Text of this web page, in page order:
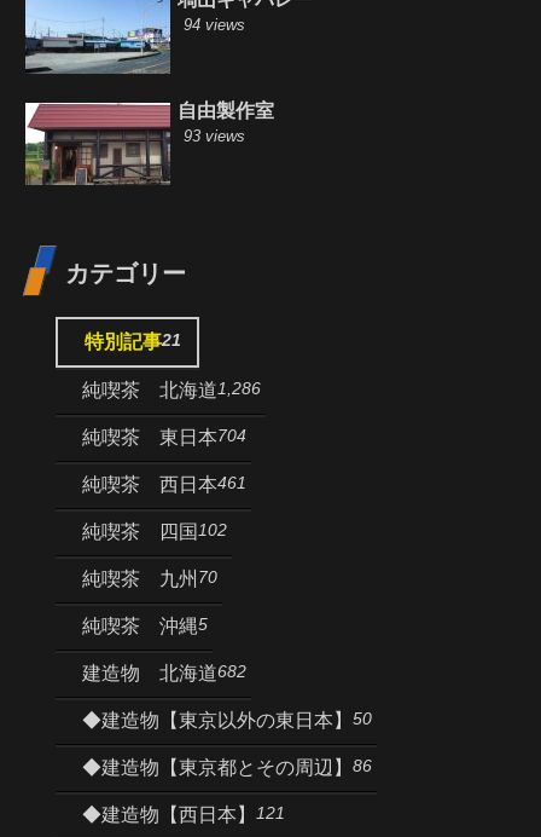
94 views
自由製作室
93 views
カテゴリー
特別記事21
純喫茶 北海道1,286
純喫茶 東日本704
純喫茶 西日本461
純喫茶 四国 102
純喫茶 九州 70
純喫茶 沖縄5
建造物 北海道682
◆建造物【東京以外の東日本】 50
◆建造物【東京都とその周辺】 86
◆建造物【西日本】 121